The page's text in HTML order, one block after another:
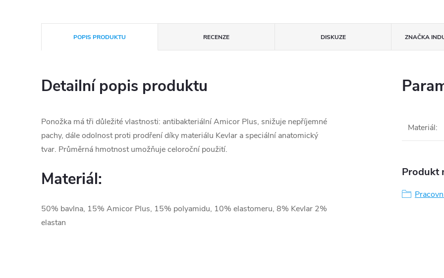
POPIS PRODUKTU RECENZE DISKUZE ZNAČKA
Detailní popis produktu
Ponožka má tři důležité vlastnosti: antibakteriální Amicor Plus, snižuje nepříjemné
pachy, dále odolnost proti prodření díky materiálu Kevlar a speciální anatomický
tvar. Průměrná hmotnost umožňuje celoroční použití.
Materiál:
50% bavlna, 15% Amicor Plus, 15% polyamidu, 10% elastomeru, 8% Kevlar 2%
elastan
Materiál:
Produkt